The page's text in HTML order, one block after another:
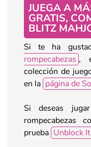
JUEGA A
GRATIS,
BLITZ
Si te ha
rompecabezas ,
colección de
en la página de
Si deseas
rompecabezas
prueba Unblock